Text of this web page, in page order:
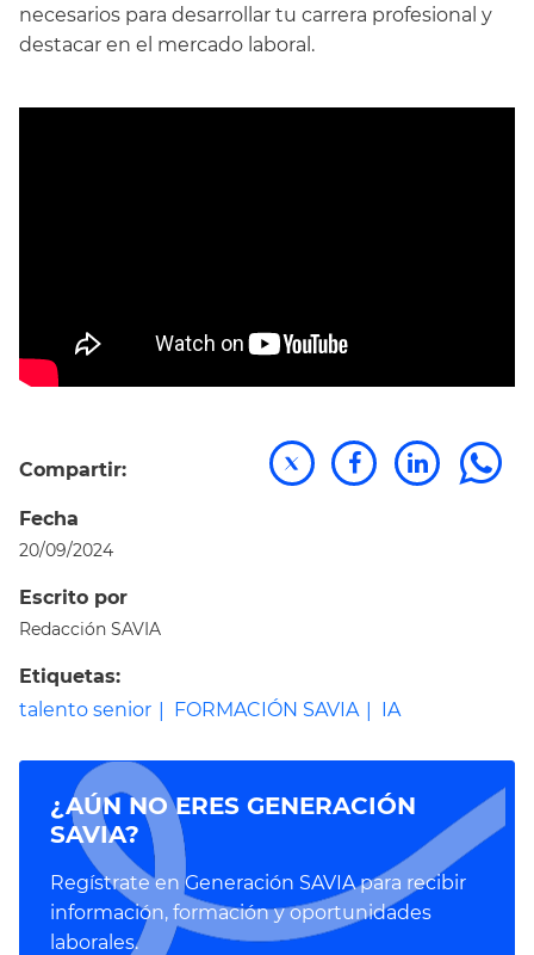
necesarios para desarrollar tu carrera profesional y
destacar en el mercado laboral.
Compartir:
Fecha
20/09/2024
Escrito por
Redacción SAVIA
Etiquetas:
talento senior
FORMACIÓN SAVIA IA
¿AÚN NO ERES GENERACIÓN
SAVIA?
Regístrate en Generación SAVIA para recibir
información, formación y oportunidades
laborales.